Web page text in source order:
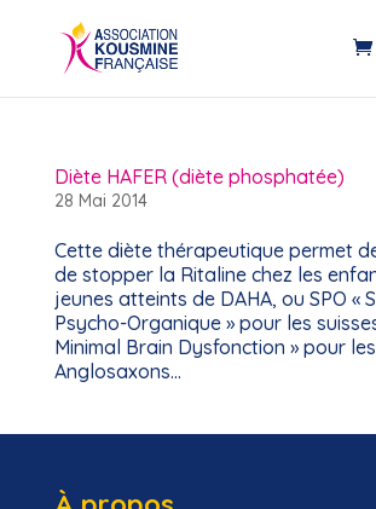
Diète HAFER (diète phosphatée)
28 Mai 2014
Cette diète thérapeutique permet
de stopper la Ritaline chez les
jeunes atteints de DAHA, ou SPO «
Psycho-Organique » pour les
Minimal Brain Dysfonction » pour les
Anglosaxons…